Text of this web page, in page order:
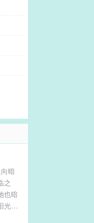
暗
之
也暗
光普